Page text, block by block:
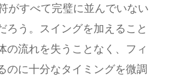
がすべて完璧に並んでいない
ろう。スイングを加えること
の流れを失うことなく、フィ
のに十分なタイミングを微調